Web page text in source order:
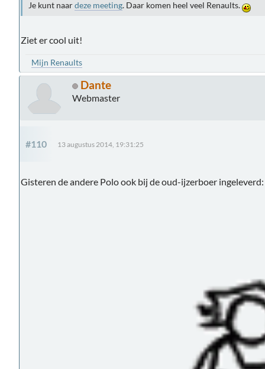
Je kunt naardeze meeting. Daar komen heel veel Renaults.
Ziet er cool uit!
Mijn Renaults
Dante
Webmaster
#110 13 augustus 2014, 19:31:25
Gisteren de andere Polo ook bij de oud-ijzerboer ingeleverd: